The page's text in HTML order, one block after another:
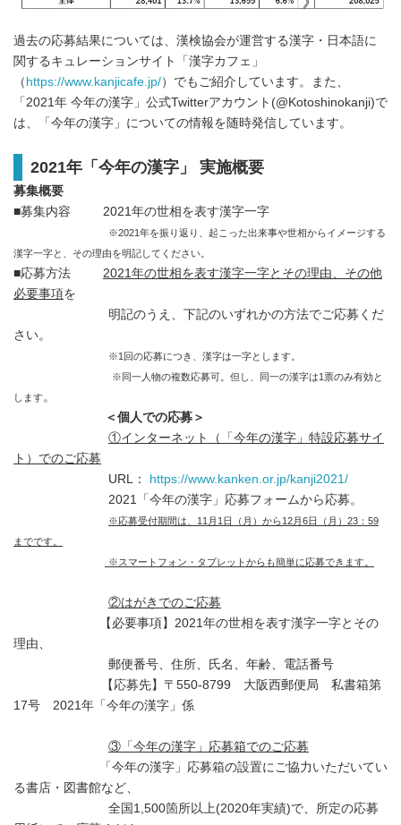
過去の応募結果については、漢検協会が運営する漢字・日本語に
関するキュレーションサイト「漢字カフェ」
（ https://www.kanjicafe.jp/）でもご紹介しています。また、
「2021年 今年の漢字」公式Twitterアカウント(@Kotoshinokanji)で
は、「今年の漢字」についての情報を随時発信しています。
2021年「今年の漢字」 実施概要
募集概要
■募集内容 2021年の世相を表す漢字一字
※2021年を振り返り、起こった出来事や世相からイメージする
漢字一字と、その理由を明記してください。
■応募方法 2021年の世相を表す漢字一字とその理由、その他
必要事項を
明記のうえ、下記のいずれかの方法でご応募くだ
さい。
※1回の応募につき、漢字は一字とします。
※同一人物の複数応募可。但し、同一の漢字は1票のみ有効と
します。
＜個人での応募＞
①インターネット（「今年の漢字」特設応募サイ
ト）でのご応募
URL：
https://www.kanken.or.jp/kanji2021/
2021「今年の漢字」応募フォームから応募。
※応募受付期間は、11月1日（月）から12月6日（月）23：59
までです。
※スマートフォン・タブレットからも簡単に応募できます。
②はがきでのご応募
【必要事項】2021年の世相を表す漢字一字とその
理由、
郵便番号、住所、氏名、年齢、電話番号
【応募先】〒550-8799 大阪西郵便局 私書箱第
17号 2021年「今年の漢字」係
③「今年の漢字」応募箱でのご応募
「今年の漢字」応募箱の設置にご協力いただいてい
る書店・図書館など、
全国1,500箇所以上(2020年実績)で、所定の応募